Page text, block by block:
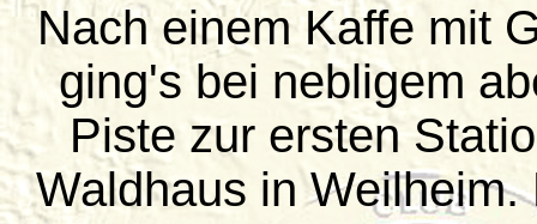
Nach einem Kaffe mit
ging's bei nebligem
Piste zur ersten
Waldhaus in